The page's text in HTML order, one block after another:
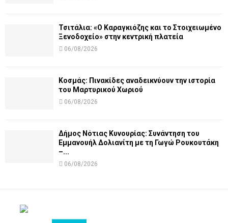
Τσιτάλια: «Ο Καραγκιόζης και το Στοιχειωμένο
Ξενοδοχείο» στην κεντρική πλατεία
06/08/2026
Κοσμάς: Πινακίδες αναδεικνύουν την ιστορία
του Μαρτυρικού Χωριού
06/08/2026
Δήμος Νότιας Κυνουρίας: Συνάντηση του
Εμμανουήλ Δολιανίτη με τη Γωγώ Ρουκουτάκη
–...
06/08/2026